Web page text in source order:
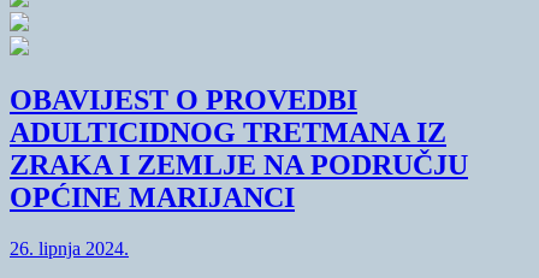
OBAVIJEST O PROVEDBI
ADULTICIDNOG TRETMANA IZ
ZRAKA I ZEMLJE NA PODRUČJU
OPĆINE MARIJANCI
26. lipnja 2024.